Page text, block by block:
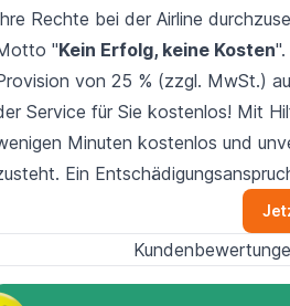
Rechte bei der Airline
"Kein Erfolg, keine Kosten
von 25 % (zzgl. MwSt.)
Service für Sie kostenlos! Mit
Minuten kostenlos und
Ein